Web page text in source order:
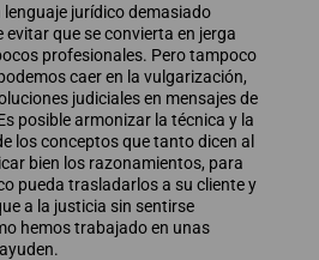
jurídico demasiado
que se convierta en jerga
profesionales. Pero tampoco
caer en la vulgarización,
judiciales en mensajes de
posible armonizar la técnica y la
los conceptos que tanto dicen al
bien los razonamientos, para
pueda trasladarlos a su cliente y
a la justicia sin sentirse
hemos trabajado en unas